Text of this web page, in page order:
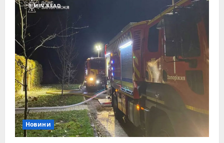
зупиняють
роботу
кабінетів,
де
пацієнтам
надавали
допомогу
після
травм
1 MIN READ
Новини